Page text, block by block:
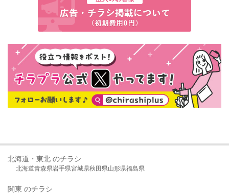
北海道・東北 のチラシ
北海道青森県岩手県宮城県秋田県山形県福島県
関東 のチラシ